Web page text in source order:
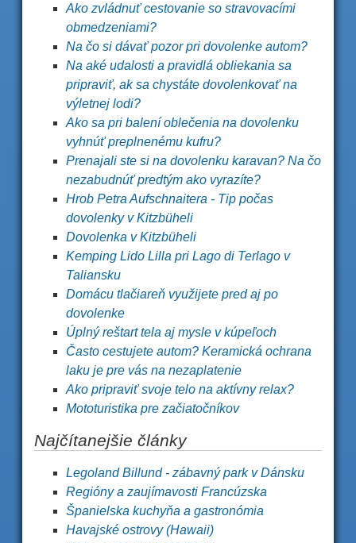
Ako zvládnuť cestovanie so stravovacími
obmedzeniami?
Na čo si dávať pozor pri dovolenke autom?
Na aké udalosti a pravidlá obliekania sa
pripraviť, ak sa chystáte dovolenkovať na
výletnej lodi?
Ako sa pri balení oblečenia na dovolenku
vyhnúť preplnenému kufru?
Prenajali ste si na dovolenku karavan? Na čo
nezabudnúť predtým ako vyrazíte?
Hrob Petra Aufschnaitera - Tip počas
dovolenky v Kitzbüheli
Dovolenka v Kitzbüheli
Kemping Lido Lilla pri Lago di Terlago v
Taliansku
Domácu tlačiareň využijete pred aj po
dovolenke
Úplný reštart tela aj mysle v kúpeľoch
Často cestujete autom? Keramická ochrana
laku je pre vás na nezaplatenie
Ako pripraviť svoje telo na aktívny relax?
Mototuristika pre začiatočníkov
Najčítanejšie články
Legoland Billund - zábavný park v Dánsku
Regióny a zaujímavosti Francúzska
Španielska kuchyňa a gastronómia
Havajské ostrovy (Hawaii)